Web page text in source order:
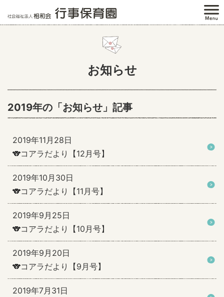
お知らせ
2019年の「お知らせ」記事
2019年11月28日
🐨コアラだより【12月号】
2019年10月30日
🐨コアラだより【11月号】
2019年9月25日
🐨コアラだより【10月号】
2019年9月20日
🐨コアラだより【9月号】
2019年7月31日